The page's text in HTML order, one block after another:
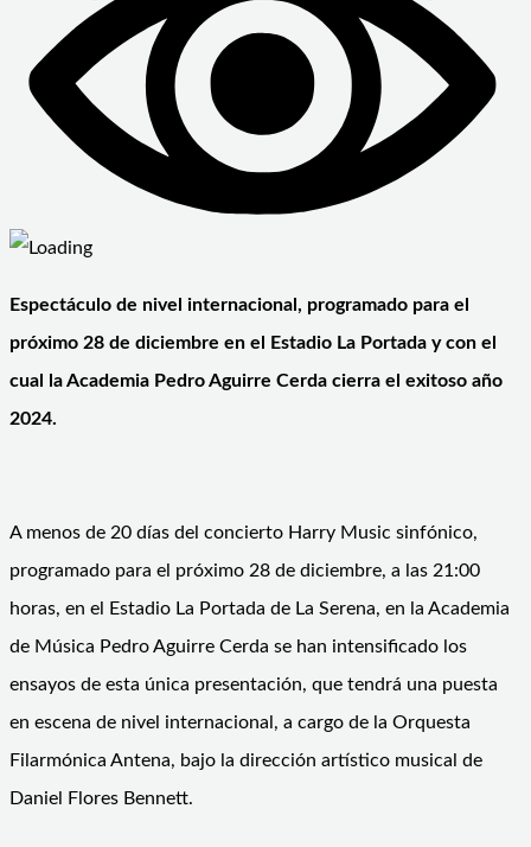
Espectáculo de nivel internacional, programado para el
próximo 28 de diciembre en el Estadio La Portada y con el
cual la Academia Pedro Aguirre Cerda cierra el exitoso año
2024.
A menos de 20 días del concierto Harry Music sinfónico,
programado para el próximo 28 de diciembre, a las 21:00
horas, en el Estadio La Portada de La Serena, en la Academia
de Música Pedro Aguirre Cerda se han intensificado los
ensayos de esta única presentación, que tendrá una puesta
en escena de nivel internacional, a cargo de la Orquesta
Filarmónica Antena, bajo la dirección artístico musical de
Daniel Flores Bennett.